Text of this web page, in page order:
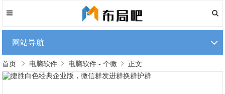
网站导航
首页 电脑软件 电脑软件 - 个微 正文